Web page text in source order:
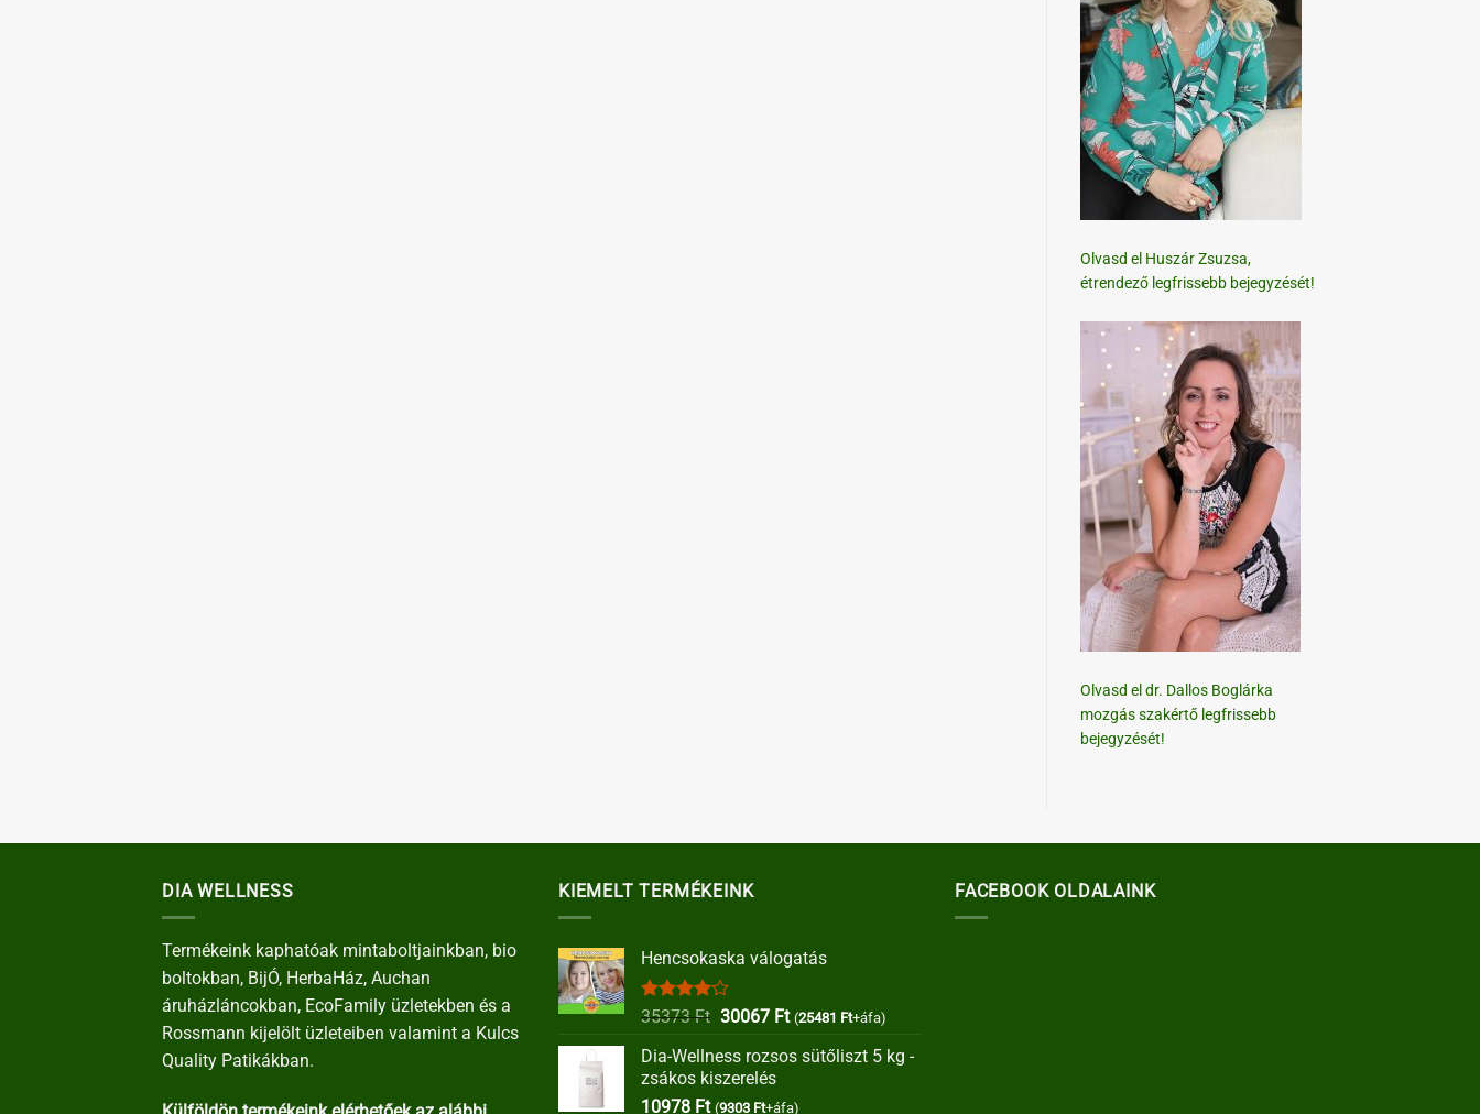
Olvasd el Huszár Zsuzsa,
étrendező legfrissebb bejegyzését!
Olvasd el dr. Dallos Boglárka
mozgás szakértő legfrissebb
bejegyzését!
DIA WELLNESS
Termékeink kaphatóak mintaboltjainkban, bio
boltokban, BijÓ, HerbaHáz, Auchan
áruházláncokban, EcoFamily üzletekben és a
Rossmann kijelölt üzleteiben valamint a Kulcs
Quality Patikákban.
KIEMELT TERMÉKEINK
Hencsokaska válogatás
Értékelés:
35373Ft Original
was:
35373 Ft.
30067 FtCurrent
is:
(25481 Ft+áfa)
Dia-Wellness rozsos sütőliszt 5 kg -
zsákos kiszerelés
10978 Ft (9303 Ft+áfa)
FACEBOOK OLDALAINK